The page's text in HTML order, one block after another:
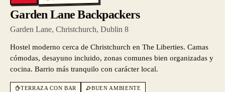
Garden Lane Backpackers
Garden Lane, Christchurch, Dublin 8
Hostel moderno cerca de Christchurch en The Liberties. Camas
cómodas, desayuno incluido, zonas comunes bien organizadas y
cocina. Barrio más tranquilo con carácter local.
TERRAZA CON BAR
BUEN AMBIENTE